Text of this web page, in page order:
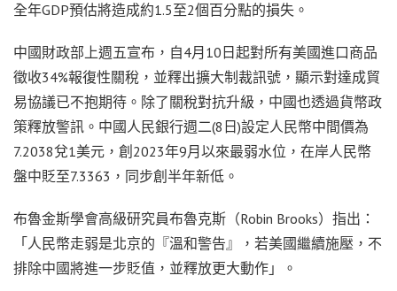
全年GDP預估將造成約1.5至2個百分點的損失。
中國財政部上週五宣布，自4月10日起對所有美國進口商品
徵收34%報復性關稅，並釋出擴大制裁訊號，顯示對達成貿
易協議已不抱期待。除了關稅對抗升級，中國也透過貨幣政
策釋放警訊。中國人民銀行週二(8日)設定人民幣中間價為
7.2038兌1美元，創2023年9月以來最弱水位，在岸人民幣
盤中貶至7.3363，同步創半年新低。
布魯金斯學會高級研究員布魯克斯（Robin Brooks）指出：
「人民幣走弱是北京的『溫和警告』，若美國繼續施壓，不
排除中國將進一步貶值，並釋放更大動作」。